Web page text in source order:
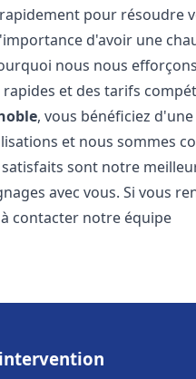
pour résoudre
d'avoir une
nous nous
et des tarifs
, vous bénéficiez
et nous sommes
sont notre
avec vous. Si vous
contacter notre équipe